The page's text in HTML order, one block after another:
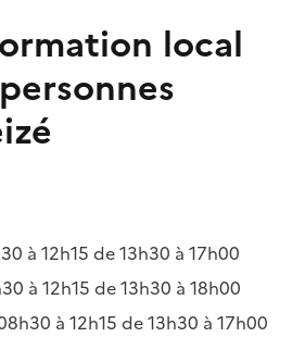
local
à 12h15 de 13h30 à 17h00
à 12h15 de 13h30 à 18h00
à 12h15 de 13h30 à 17h00